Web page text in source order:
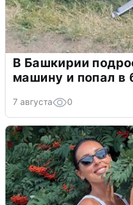
В Башкирии
машину и попал в
7 августа 0